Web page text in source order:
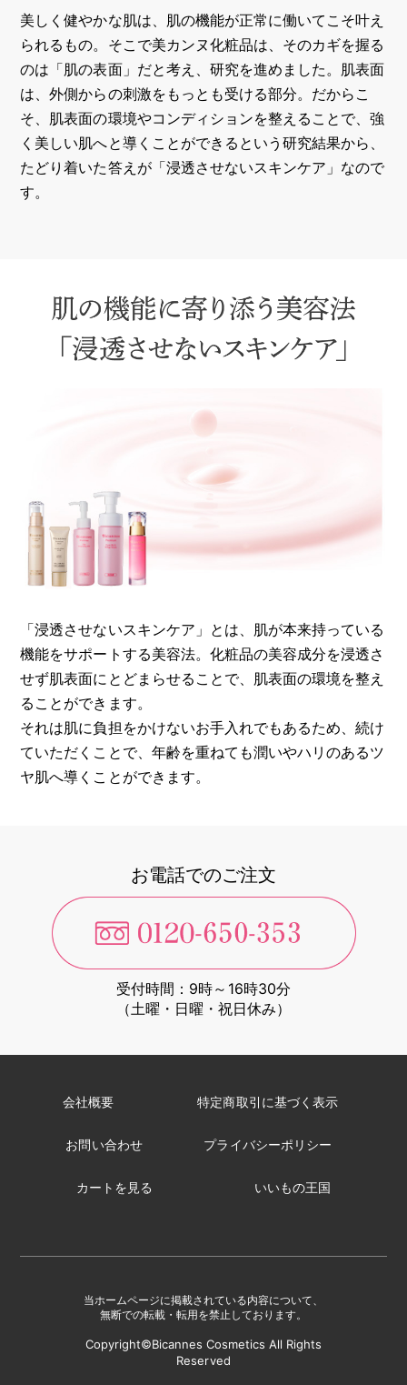
美しく健やかな肌は、肌の機能が正常に働いてこそ叶え
られるもの。そこで美カンヌ化粧品は、そのカギを握る
のは「肌の表面」だと考え、研究を進めました。肌表面
は、外側からの刺激をもっとも受ける部分。だからこ
そ、肌表面の環境やコンディションを整えることで、強
く美しい肌へと導くことができるという研究結果から、
たどり着いた答えが「浸透させないスキンケア」なので
す。
「浸透させないスキンケア」とは、肌が本来持っている
機能をサポートする美容法。化粧品の美容成分を浸透さ
せず肌表面にとどまらせることで、肌表面の環境を整え
ることができます。
それは肌に負担をかけないお手入れでもあるため、続け
ていただくことで、年齢を重ねても潤いやハリのあるツ
ヤ肌へ導くことができます。
お電話でのご注文
受付時間：9時～16時30分
（土曜・日曜・祝日休み）
会社概要 特定商取引に基づく表示
お問い合わせ プライバシーポリシー
カートを見る いいもの王国
当ホームページに掲載されている内容について、
無断での転載・転用を禁止しております。
Copyright©Bicannes Cosmetics All Rights
Reserved